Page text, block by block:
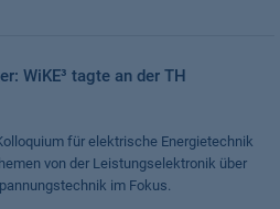
WiKE³ tagte an der TH
für elektrische Energietechnik
von der Leistungselektronik über
im Fokus.